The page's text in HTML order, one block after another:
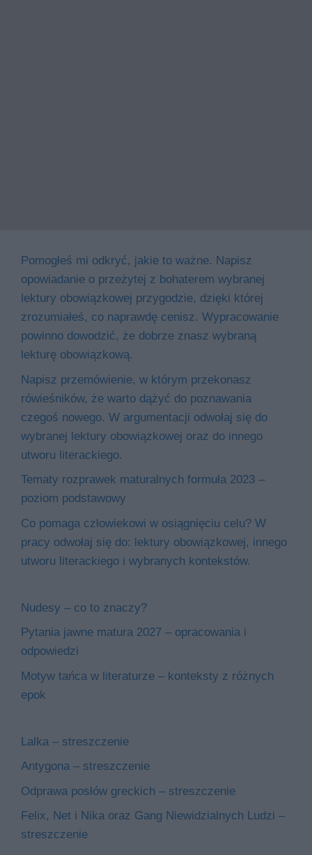
Pomogłeś mi odkryć, jakie to ważne. Napisz
opowiadanie o przeżytej z bohaterem wybranej
lektury obowiązkowej przygodzie, dzięki której
zrozumiałeś, co naprawdę cenisz. Wypracowanie
powinno dowodzić, że dobrze znasz wybraną
lekturę obowiązkową.
Napisz przemówienie, w którym przekonasz
rówieśników, że warto dążyć do poznawania
czegoś nowego. W argumentacji odwołaj się do
wybranej lektury obowiązkowej oraz do innego
utworu literackiego.
Tematy rozprawek maturalnych formuła 2023 –
poziom podstawowy
Co pomaga człowiekowi w osiągnięciu celu? W
pracy odwołaj się do: lektury obowiązkowej, innego
utworu literackiego i wybranych kontekstów.
Nudesy – co to znaczy?
Pytania jawne matura 2027 – opracowania i
odpowiedzi
Motyw tańca w literaturze – konteksty z różnych
epok
Lalka – streszczenie
Antygona – streszczenie
Odprawa posłów greckich – streszczenie
Felix, Net i Nika oraz Gang Niewidzialnych Ludzi –
streszczenie